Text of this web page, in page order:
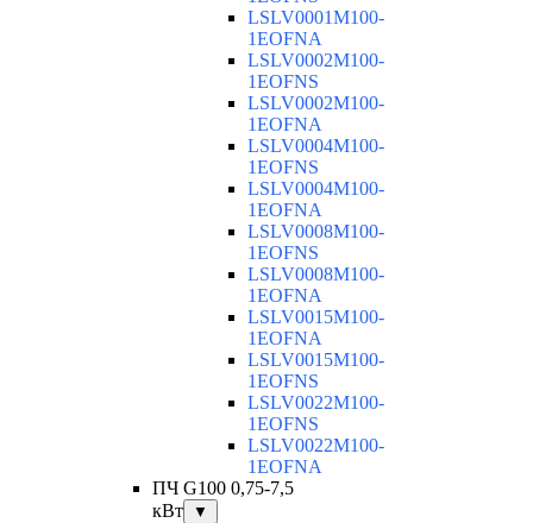
LSLV0001M100-
1EOFNA
LSLV0002M100-
1EOFNS
LSLV0002M100-
1EOFNA
LSLV0004M100-
1EOFNS
LSLV0004M100-
1EOFNA
LSLV0008M100-
1EOFNS
LSLV0008M100-
1EOFNA
LSLV0015M100-
1EOFNA
LSLV0015M100-
1EOFNS
LSLV0022M100-
1EOFNS
LSLV0022M100-
1EOFNA
ПЧ G100 0,75-7,5
кВт
▼